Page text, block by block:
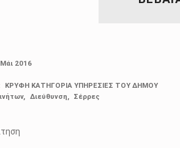
2016
ΚΡΥΦΗ ΚΑΤΗΓΟΡΙΑ ΥΠΗΡΕΣΙΕΣ ΤΟΥ ΔΗΜΟΥ
Διεύθυνση Σέρρες